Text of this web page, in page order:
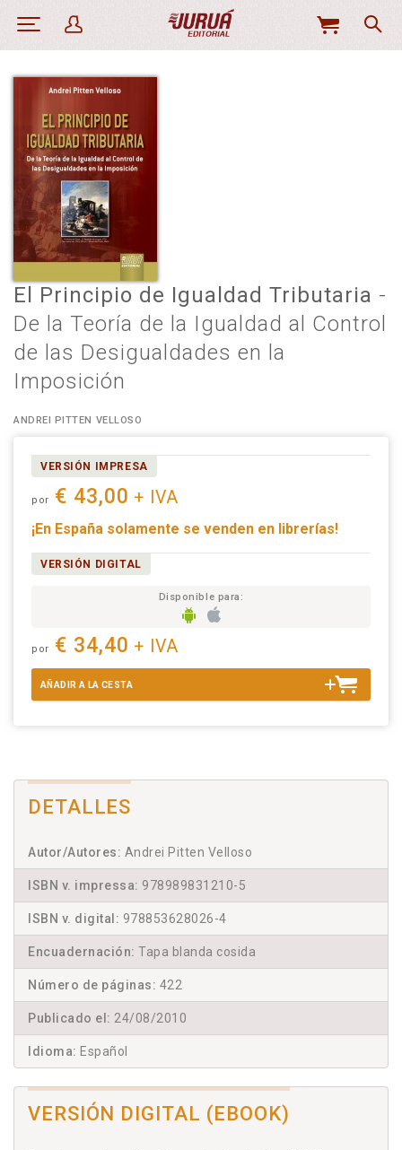
MI
El Principio de Igualdad Tributaria -
De la Teoría de la Igualdad al Control
de las Desigualdades en la
Imposición
ANDREI PITTEN VELLOSO
VERSIÓN IMPRESA
por € 43,00 + IVA
¡En España solamente se venden en librerías!
VERSIÓN DIGITAL
Disponible para:
por € 34,40 + IVA
AÑADIR A LA CESTA
DETALLES
Autor/Autores: Andrei Pitten Velloso
ISBN v. impressa: 978989831210-5
ISBN v. digital: 978853628026-4
Encuadernación: Tapa blanda cosida
Número de páginas: 422
Publicado el: 24/08/2010
Idioma: Español
VERSIÓN DIGITAL (EBOOK)